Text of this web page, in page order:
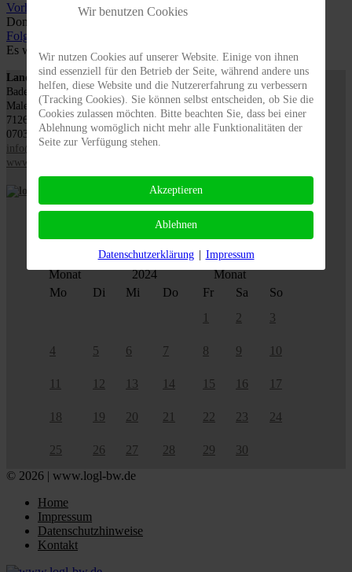
Vorheriger Tag
Donnerstag, 07. November 2024
Folgetag
Es wurden keine Events gefunden
Landesverband für Obstbau, Garten und Landschaft
Baden-Württemberg e.V., LOGL
Malersbuckel 11
71263 Weil der Stadt
07033 / 69 23 902
info@logl-bw.de
www.logl-bw.de
November
2024
Mo
Di Mi Do Fr Sa
So
1
2 3
4 5 6 7 8 9 10
11 12 13 14 15 16 17
18 19 20 21 22 23 24
25 26 27 28 29
30
© 2026 | www.logl-bw.de
Home
Impressum
Datenschutzhinweise
Kontakt
Wir benutzen Cookies
Wir nutzen Cookies auf unserer Website. Einige von ihnen
sind essenziell für den Betrieb der Seite, während andere uns
helfen, diese Website und die Nutzererfahrung zu verbessern
(Tracking Cookies). Sie können selbst entscheiden, ob Sie die
Cookies zulassen möchten. Bitte beachten Sie, dass bei einer
Ablehnung womöglich nicht mehr alle Funktionalitäten der
Seite zur Verfügung stehen.
Akzeptieren
Ablehnen
Datenschutzerklärung Impressum